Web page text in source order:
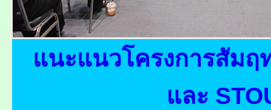
แนะแนวโครงการสัม
และ